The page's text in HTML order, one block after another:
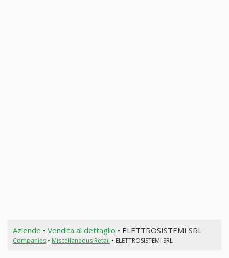
Aziende • Vendita al dettaglio • ELETTROSISTEMI SRL
Companies• Miscellaneous Retail • ELETTROSISTEMI SRL